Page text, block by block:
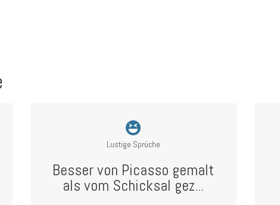
Lustige Sprüche
Besser von Picasso gemalt
als vom Schicksal gez...